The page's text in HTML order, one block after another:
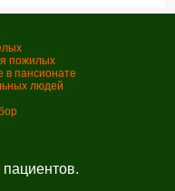
пожилых
в пансионате
людей